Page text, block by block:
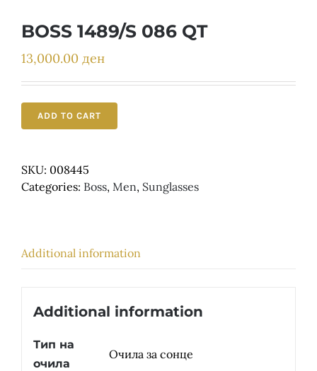
BOSS 1489/S 086 QT
13,000.00 ден
ADD TO CART
SKU: 008445
Categories: Boss, Men, Sunglasses
Additional information
Additional information
Тип на
очила
Очила за сонце